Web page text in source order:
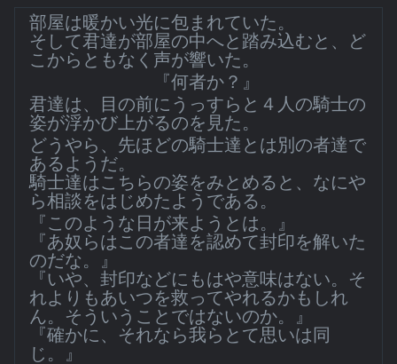
部屋は暖かい光に包まれていた。
そして君達が部屋の中へと踏み込むと、ど
こからともなく声が響いた。
『何者か？』
君達は、目の前にうっすらと４人の騎士の
姿が浮かび上がるのを見た。
どうやら、先ほどの騎士達とは別の者達で
あるようだ。
騎士達はこちらの姿をみとめると、なにや
ら相談をはじめたようである。
『このような日が来ようとは。』
『あ奴らはこの者達を認めて封印を解いた
のだな。』
『いや、封印などにもはや意味はない。そ
れよりもあいつを救ってやれるかもしれ
ん。そういうことではないのか。』
『確かに、それなら我らとて思いは同
じ。』